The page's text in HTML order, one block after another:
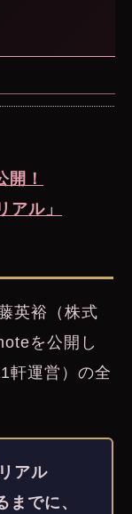
！
アル」
英裕（株式
を公開し
軒運営）の全
アル
でに、